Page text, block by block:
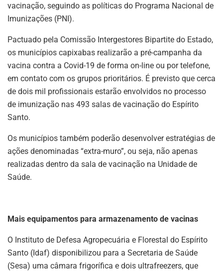
vacinação, seguindo as políticas do Programa Nacional de
Imunizações (PNI).
Pactuado pela Comissão Intergestores Bipartite do Estado,
os municípios capixabas realizarão a pré-campanha da
vacina contra a Covid-19 de forma on-line ou por telefone,
em contato com os grupos prioritários. É previsto que cerca
de dois mil profissionais estarão envolvidos no processo
de imunização nas 493 salas de vacinação do Espírito
Santo.
Os municípios também poderão desenvolver estratégias de
ações denominadas “extra-muro”, ou seja, não apenas
realizadas dentro da sala de vacinação na Unidade de
Saúde.
Mais equipamentos para armazenamento de vacinas
O Instituto de Defesa Agropecuária e Florestal do Espírito
Santo (Idaf) disponibilizou para a Secretaria de Saúde
(Sesa) uma câmara frigorífica e dois ultrafreezers, que